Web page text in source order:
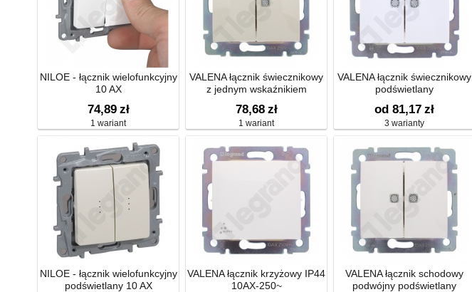
NILOE - łącznik wielofunkcyjny
10 AX
74,89 zł
1 wariant
VALENA łącznik świecznikowy
z jednym wskaźnikiem
78,68 zł
1 wariant
VALENA łącznik świecznikowy
podświetlany
od 81,17 zł
3 warianty
NILOE - łącznik wielofunkcyjny
podświetlany 10 AX
VALENA łącznik krzyżowy IP44
10AX-250~
VALENA łącznik schodowy
podwójny podświetlany